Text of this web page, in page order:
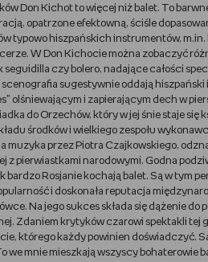
Don Kichot to więcej niż balet. To
opatrzone efektowną, ściśle
typowo hiszpańskich instrumentów,
W Don Kichocie można zobaczyć
seguidilla czy bolero, nadające całości
sugestywnie oddają
olśniewającym i zapierającym dech w
do Orzechów, który w jej śnie staje się
środków i wielkiego zespołu
muzyka przez Piotra Czajkowskiego,
z pierwiastkami narodowymi. Godna
bardzo Rosjanie kochają balet. Są w tym
i doskonała reputacja
Na jego sukces składa się dążenie
Zdaniem krytyków czarowi spektakli tej
którego każdy powinien doświadczyć.
we mnie mieszkają wszyscy bohaterowie